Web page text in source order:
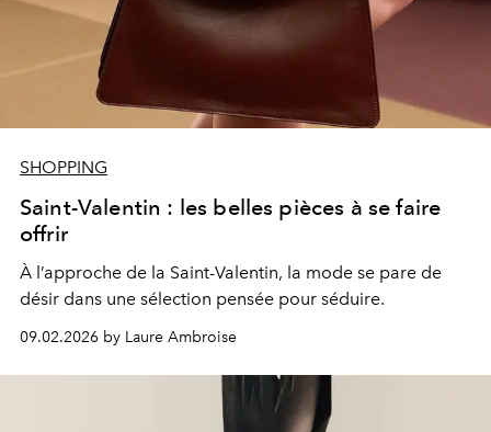
SHOPPING
Saint-Valentin : les belles pièces à se faire
offrir
À l’approche de la Saint-Valentin, la mode se pare de
désir dans une sélection pensée pour séduire.
09.02.2026 by Laure Ambroise